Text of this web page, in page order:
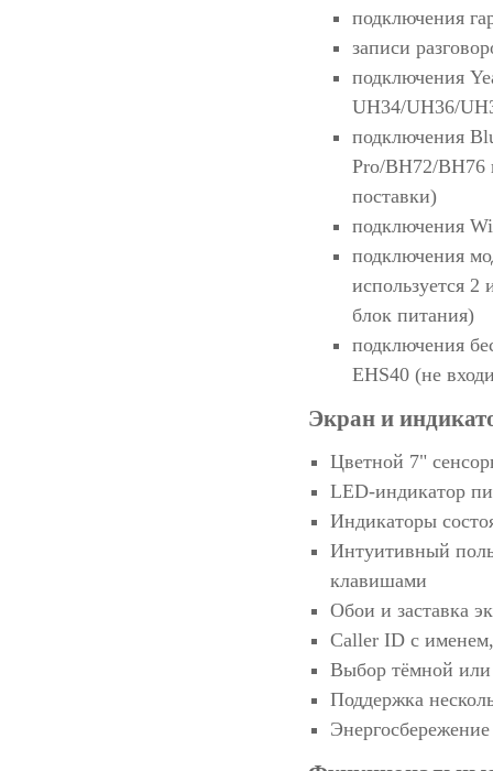
подключения
записи
подключения
UH34/UH36/
подключения
Pro/BH72/BH76
поставки)
подключения
подключения
используется 2
блок питания)
подключения
EHS40 (не
Экран и
Цветной 7"
LED-индикатор
Индикаторы
Интуитивный
клавишами
Обои и заставка
Caller ID с
Выбор тёмной или
Поддержка
Энергосбережение